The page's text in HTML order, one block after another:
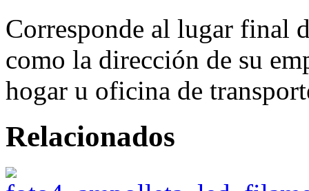
Corresponde al lugar final
como la dirección de su
hogar u oficina de
Relacionados